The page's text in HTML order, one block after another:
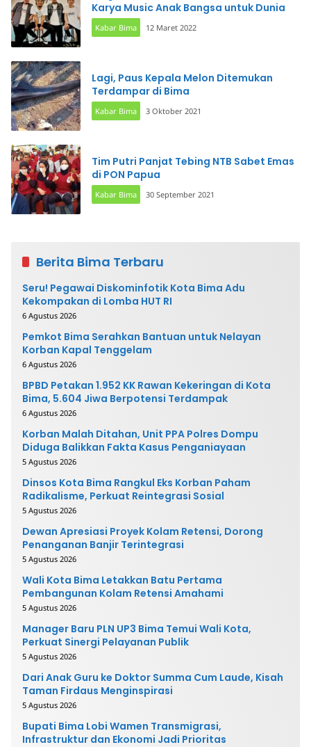
Karya Music Anak Bangsa untuk Dunia
Kabar Bima 12 Maret 2022
Lagi, Paus Kepala Melon Ditemukan
Terdampar di Bima
Kabar Bima 3 Oktober 2021
Tim Putri Panjat Tebing NTB Sabet Emas
di PON Papua
Kabar Bima 30 September 2021
Berita Bima Terbaru
Seru! Pegawai Diskominfotik Kota Bima Adu
Kekompakan di Lomba HUT RI
6 Agustus 2026
Pemkot Bima Serahkan Bantuan untuk Nelayan
Korban Kapal Tenggelam
6 Agustus 2026
BPBD Petakan 1.952 KK Rawan Kekeringan di Kota
Bima, 5.604 Jiwa Berpotensi Terdampak
6 Agustus 2026
Korban Malah Ditahan, Unit PPA Polres Dompu
Diduga Balikkan Fakta Kasus Penganiayaan
5 Agustus 2026
Dinsos Kota Bima Rangkul Eks Korban Paham
Radikalisme, Perkuat Reintegrasi Sosial
5 Agustus 2026
Dewan Apresiasi Proyek Kolam Retensi, Dorong
Penanganan Banjir Terintegrasi
5 Agustus 2026
Wali Kota Bima Letakkan Batu Pertama
Pembangunan Kolam Retensi Amahami
5 Agustus 2026
Manager Baru PLN UP3 Bima Temui Wali Kota,
Perkuat Sinergi Pelayanan Publik
5 Agustus 2026
Dari Anak Guru ke Doktor Summa Cum Laude, Kisah
Taman Firdaus Menginspirasi
5 Agustus 2026
Bupati Bima Lobi Wamen Transmigrasi,
Infrastruktur dan Ekonomi Jadi Prioritas